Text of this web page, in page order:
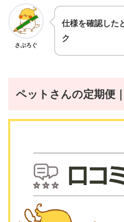
さぶろぐ
仕様を確認した
ク
ペットさんの定期便